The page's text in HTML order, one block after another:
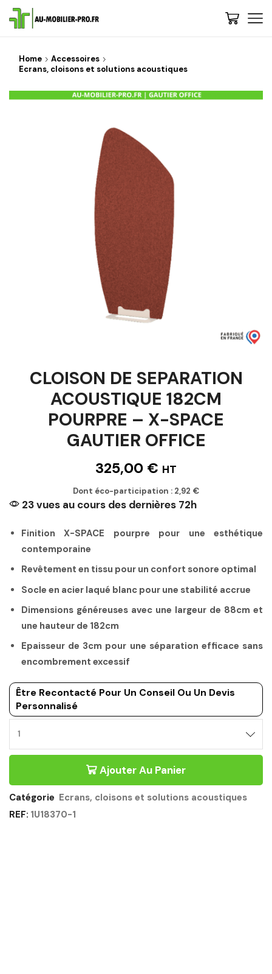
Home
Accessoires
Ecrans, cloisons et solutions acoustiques
CLOISON DE SEPARATION
ACOUSTIQUE 182CM
POURPRE – X-SPACE
GAUTIER OFFICE
325,00 € HT
Dont éco-participation : 2,92 €
23 vues au cours des dernières 72h
Finition X-SPACE pourpre pour une esthétique
contemporaine
Revêtement en tissu pour un confort sonore optimal
Socle en acier laqué blanc pour une stabilité accrue
Dimensions généreuses avec une largeur de 88cm et
une hauteur de 182cm
Epaisseur de 3cm pour une séparation efficace sans
encombrement excessif
Être Recontacté Pour Un Conseil Ou Un Devis
Personnalisé
DE
ACOUSTIQUE
POURPRE
-
Ajouter Au Panier
Catégorie Ecrans, cloisons et solutions acoustiques
REF: 1U18370-1